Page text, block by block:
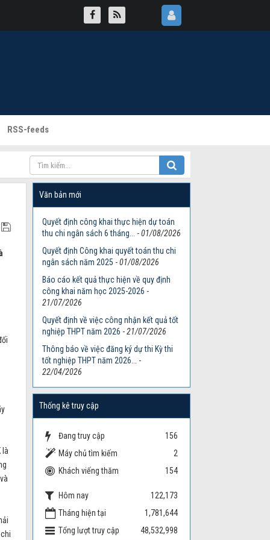
RSS-feeds
là
Văn bản mới
Quyết định công khai thực hiện dự toán
thu chi ngân sách 6 tháng...
-01/08/2026
Quyết định Công khai quyết toán thu chi
ngân sách năm 2025 -01/08/2026
Báo cáo kết quả thực hiện về quy định
công khai năm học 2025-2026 -
21/07/2026
Quyết định về việc công nhận kết quả tốt
nghiệp THPT năm 2026 -21/07/2026
Thông báo về việc đăng ký dự thi Kỳ thi
tốt nghiệp THPT năm 2026...
-
22/04/2026
Thống kê truy cập
Đang truy cập
156
Máy chủ tìm kiếm
2
Khách viếng thăm
154
Hôm nay
122,173
Tháng hiện tại
1,781,644
Tổng lượt truy cập
48,532,998